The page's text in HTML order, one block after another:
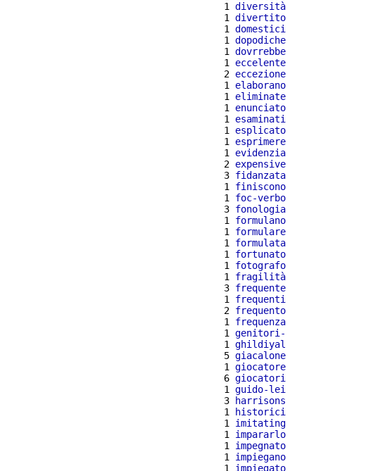
  1
diversità
  1
divertito
  1
domestici
  1
dopodiche
  1
dovrrebbe
  1
eccelente
  2
eccezione
  1
elaborano
  1
eliminate
  1
enunciato
  1
esaminati
  1
esplicato
  1
esprimere
  1
evidenzia
  2
expensive
  3
fidanzata
  1
finiscono
  1
foc-verbo
  3
fonologia
  1
formulano
  1
formulare
  1
formulata
  1
fortunato
  1
fotografo
  1
fragilità
  3
frequente
  1
frequenti
  2
frequento
  1
frequenza
  1
genitori-
  1
ghildiyal
  5
giacalone
  1
giocatore
  6
giocatori
  1
guido-lei
  3
harrisons
  1
historici
  1
imitating
  1
impararlo
  1
impegnato
  1
impiegano
  1
impiegato